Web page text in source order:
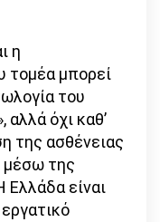
η
τομέα μπορεί
του
αλλά όχι καθ’
της ασθένειας
μέσω της
είναι